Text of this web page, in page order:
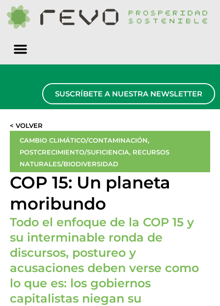
SUSCRÍBETE A NUESTRA NEWSLETTER
< VOLVER
CAMBIO CLIMÁTICO/CONTAMINACIÓN,
POSTCRECIMIENTO/SUFICIENCIA, RECURSOS
NATURALES/BIODIVERSIDAD
COP 15: Un planeta
moribundo
Todo el enfoque de la COP 15 y
su interminable ronda de
discursos, postureo y
acusaciones deben verse como
lo que es: los gobiernos
capitalistas niegan su